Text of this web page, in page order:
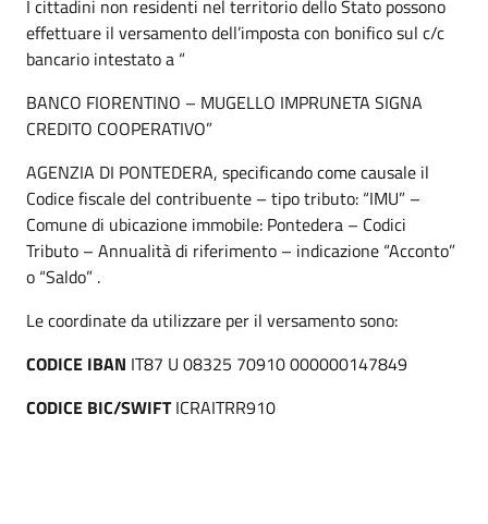
I cittadini non residenti nel territorio dello Stato possono
effettuare il versamento dell’imposta con bonifico sul c/c
bancario intestato a “
BANCO FIORENTINO – MUGELLO IMPRUNETA SIGNA
CREDITO COOPERATIVO”
AGENZIA DI PONTEDERA, specificando come causale il
Codice fiscale del contribuente – tipo tributo: “IMU” –
Comune di ubicazione immobile: Pontedera – Codici
Tributo – Annualità di riferimento – indicazione “Acconto”
o “Saldo” .
Le coordinate da utilizzare per il versamento sono:
CODICE IBAN IT87 U 08325 70910 000000147849
CODICE BIC/SWIFTICRAITRR910